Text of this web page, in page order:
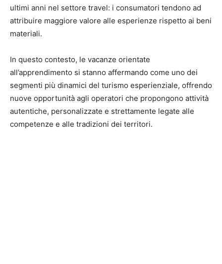
ultimi anni nel settore travel: i consumatori tendono ad
attribuire maggiore valore alle esperienze rispetto ai beni
materiali.
In questo contesto, le vacanze orientate
all’apprendimento si stanno affermando come uno dei
segmenti più dinamici del turismo esperienziale, offrendo
nuove opportunità agli operatori che propongono attività
autentiche, personalizzate e strettamente legate alle
competenze e alle tradizioni dei territori.